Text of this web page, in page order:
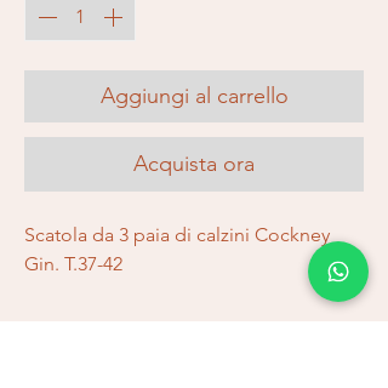
Aggiungi al carrello
Acquista ora
Scatola da 3 paia di calzini Cockney
Gin. T.37-42